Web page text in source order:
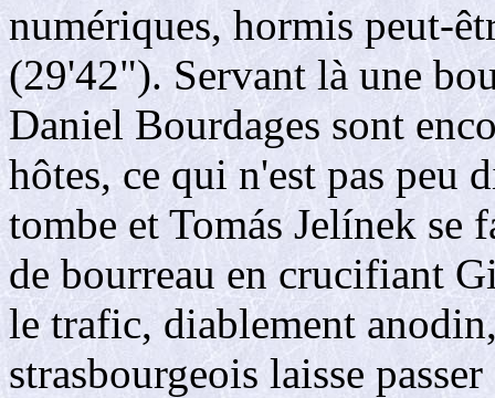
numériques, hormis peut-
(29'42"). Servant là une
Daniel Bourdages sont
hôtes, ce qui n'est pas peu
tombe et Tomás Jelínek
de bourreau en crucifiant
le trafic, diablement
strasbourgeois laisse